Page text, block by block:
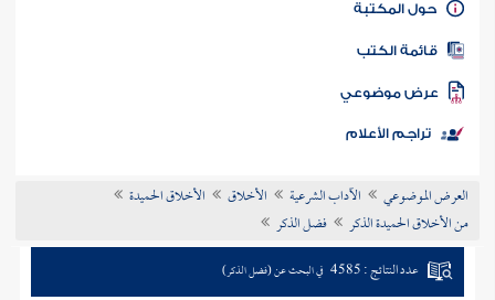
كتاب الأمة
المكتبة
الكتب
موضوعي
تراجم الأعلام
العرض الموضوعي الآداب الشرعية الأخلاق
الأخلاق الحميدة
من الأخلاق الحميدة الذكر
فضل الذكر
عدد النتائج : 4585 في البحث عن (فضل الذكر)